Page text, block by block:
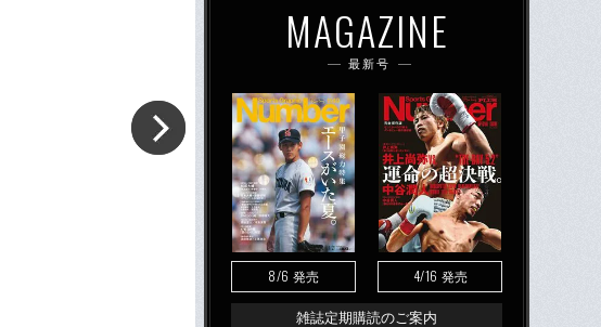
MAGAZINE
最新号
8/6 発売 4/16 発売
雑誌定期購読のご案内